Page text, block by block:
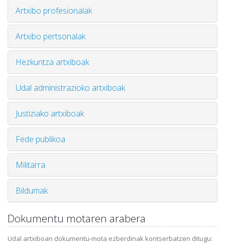
Artxibo profesionalak
Artxibo pertsonalak
Hezkuntza artxiboak
Udal administrazioko artxiboak
Justiziako artxiboak
Fede publikoa
Militarra
Bildumak
Dokumentu motaren arabera
Udal artxiboan dokumentu-mota ezberdinak kontserbatzen ditugu: